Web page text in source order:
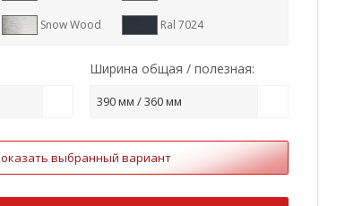
Snow Wood Ral 7024
Ral 9005 RR 887
Ral 7016
Ширина общая / полезная:
390 мм / 360 мм
выбранный вариант